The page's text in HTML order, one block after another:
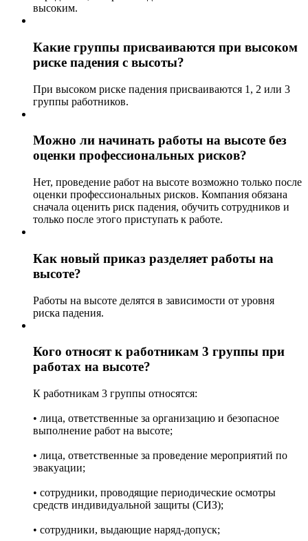
высоким.
Какие группы присваиваются при высоком
риске падения с высоты?
При высоком риске падения присваиваются 1, 2 или 3
группы работников.
Можно ли начинать работы на высоте без
оценки профессиональных рисков?
Нет, проведение работ на высоте возможно только после
оценки профессиональных рисков. Компания обязана
сначала оценить риск падения, обучить сотрудников и
только после этого приступать к работе.
Как новый приказ разделяет работы на
высоте?
Работы на высоте делятся в зависимости от уровня
риска падения.
Кого относят к работникам 3 группы при
работах на высоте?
К работникам 3 группы относятся:
• лица, ответственные за организацию и безопасное
выполнение работ на высоте;
• лица, ответственные за проведение мероприятий по
эвакуации;
• сотрудники, проводящие периодические осмотры
средств индивидуальной защиты (СИЗ);
• сотрудники, выдающие наряд-допуск;